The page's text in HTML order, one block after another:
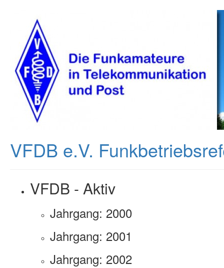
VFDB e.V.
VFDB - Aktiv
Jahrgang: 2000
Jahrgang: 2001
Jahrgang: 2002